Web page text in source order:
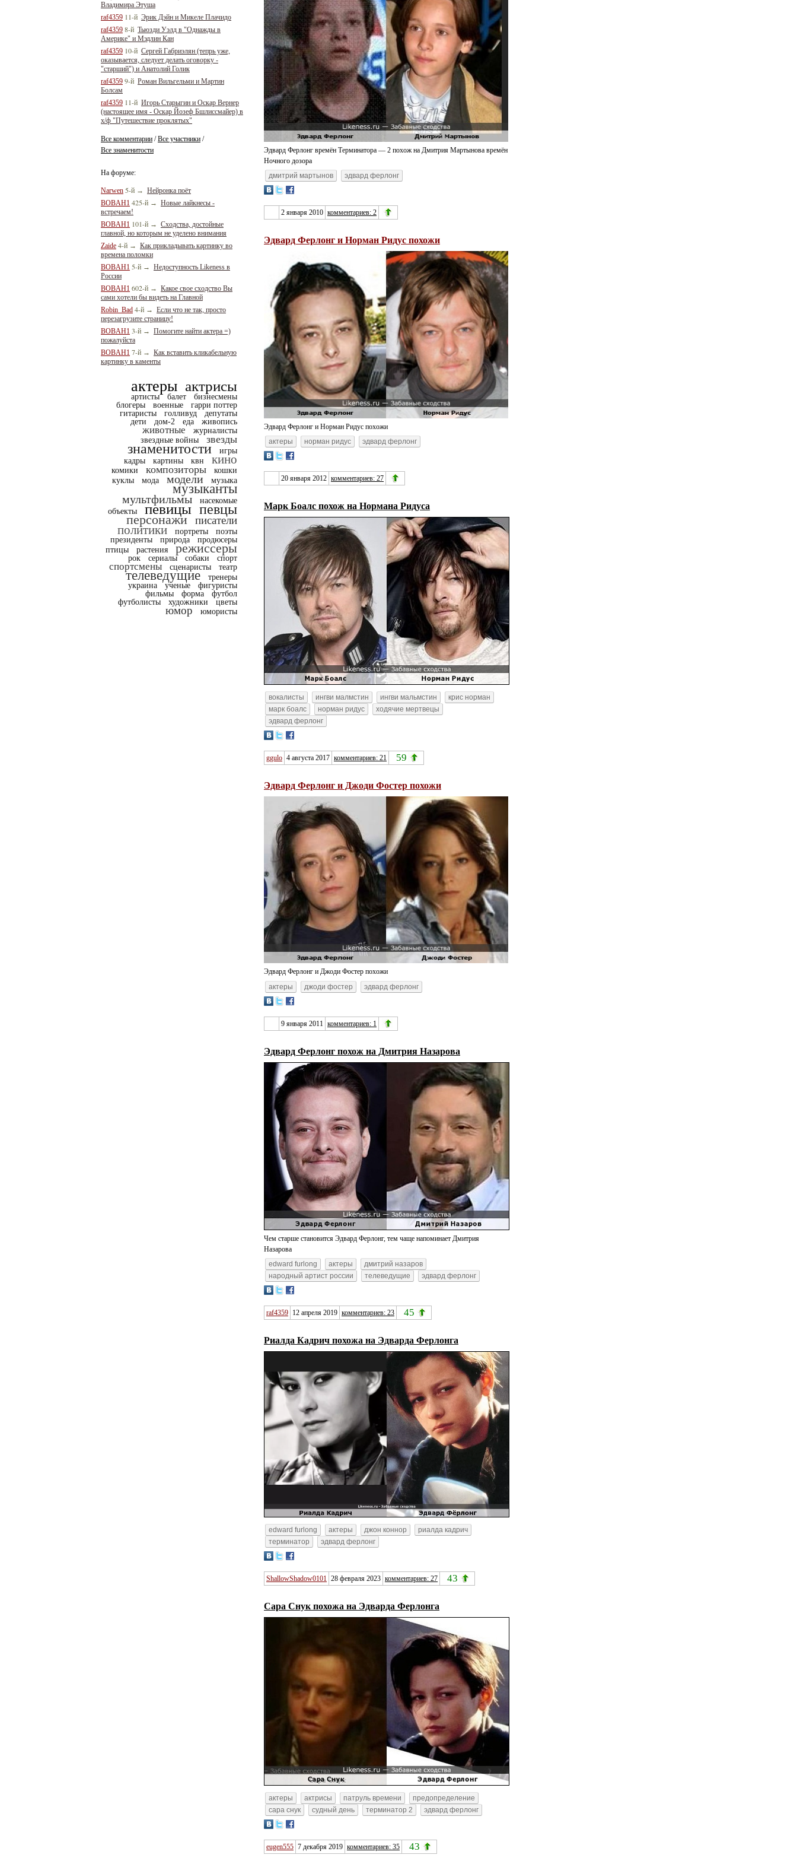
Владимира Этуша
raf4359 11-й Эрик Дэйн и Микеле Плачидо
raf4359 8-й Тьюзди Уэлд в "Однажды в
Америке" и Мэдлин Кан
raf4359 10-й Сергей Габриэлян (тепрь уже,
оказывается, следует делать оговорку -
"старший") и Анатолий Голик
raf4359 9-й Роман Вильгельми и Мартин
Болсам
raf4359 11-й Игорь Старыгин и Оскар Вернер
(настоящее имя - Оскар Йозеф Бшлиссмайер) в
х/ф "Путешествие проклятых"
Все комментарии /Все участники /
Все знаменитости
На форуме:
Narwen 5-й → Нейронка поёт
BOBAH1 425-й → Новые лайкнесы -
встречаем!
BOBAH1 101-й → Сходства, достойные
главной, но которым не уделено внимания
Zaide 4-й → Как прикладывать картинку во
времена поломки
BOBAH1 5-й → Недоступность Likeness в
России
BOBAH1 602-й → Какое свое сходство Вы
сами хотели бы видеть на Главной
Robin_Bad 4-й → Если что не так, просто
перезагрузите страницу!
BOBAH1 3-й → Помогите найти актера =)
пожалуйста
BOBAH1 7-й → Как вставить кликабельную
картинку в каменты
актеры актрисы
артисты балет
бизнесмены
блогеры
военные
гарри поттер
гитаристы
голливуд
депутаты
дети
дом-2 еда живопись
животные
журналисты
звездные войны
звезды
знаменитости
игры
кадры
картины квн кино
комики композиторы
кошки
куклы
мода модели музыка
музыканты
мультфильмы
насекомые
объекты
певицы певцы
персонажи писатели
политики портреты
поэты
президенты
природа
продюсеры
птицы
растения режиссеры
рок сериалы собаки спорт
спортсмены сценаристы театр
телеведущие
тренеры
украина
ученые
фигуристы
фильмы
форма
футбол
футболисты
художники цветы
юмор юмористы
Эдвард Ферлонг времён Терминатора — 2 похож на Дмитрия Мартынова времён
Ночного дозора
дмитрий мартынов
эдвард ферлонг
2 января 2010 комментариев: 2
Эдвард Ферлонг и Норман Ридус похожи
Эдвард Ферлонг и Норман Ридус похожи
актеры
норман ридус эдвард ферлонг
20 января 2012 комментариев: 27
Марк Боалс похож на Нормана Ридуса
вокалисты ингви малмстин ингви мальмстин
крис норман
марк боалс
норман ридус
ходячие мертвецы
эдвард ферлонг
ggulo 4 августа 2017 комментариев: 21 59
Эдвард Ферлонг и Джоди Фостер похожи
Эдвард Ферлонг и Джоди Фостер похожи
актеры
джоди фостер эдвард ферлонг
9 января 2011 комментариев: 1
Эдвард Ферлонг похож на Дмитрия Назарова
Чем старше становится Эдвард Ферлонг, тем чаще напоминает Дмитрия
Назарова
edward furlong
актеры
дмитрий назаров
народный артист россии
телеведущие эдвард ферлонг
raf4359 12 апреля 2019 комментариев: 23 45
Риалда Кадрич похожа на Эдварда Ферлонга
edward furlong актеры джон коннор
риалда кадрич
терминатор
эдвард ферлонг
ShallowShadow0101 28 февраля 2023 комментариев: 27 43
Сара Снук похожа на Эдварда Ферлонга
актеры актрисы патруль времени
предопределение
сара снук
судный день терминатор 2 эдвард ферлонг
eugen555 7 декабря 2019 комментариев: 35 43